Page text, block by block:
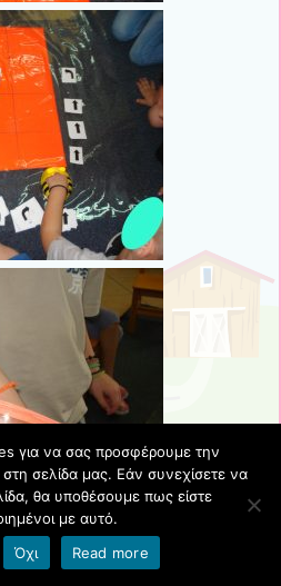
για να σας προσφέρουμε την
σελίδα μας. Εάν συνεχίσετε να
θα υποθέσουμε πως είστε
με αυτό.
Όχι Read more